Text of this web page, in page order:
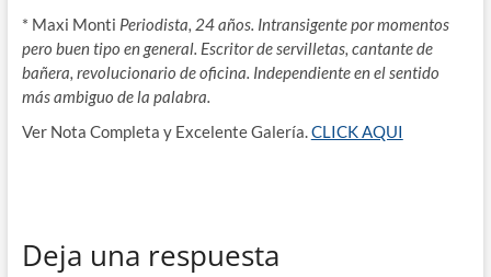
* Maxi Monti Periodista, 24 años. Intransigente por momentos
pero buen tipo en general. Escritor de servilletas, cantante de
bañera, revolucionario de oficina. Independiente en el sentido
más ambiguo de la palabra.
Ver Nota Completa y Excelente Galería.CLICK AQUI
Deja una respuesta